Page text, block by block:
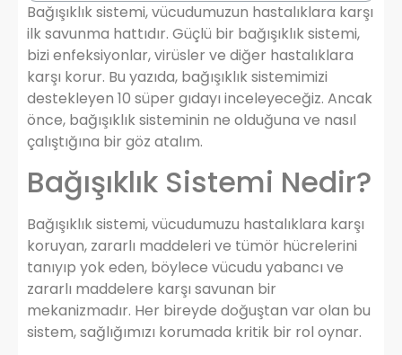
Bağışıklık sistemi, vücudumuzun hastalıklara karşı
ilk savunma hattıdır. Güçlü bir bağışıklık sistemi,
bizi enfeksiyonlar, virüsler ve diğer hastalıklara
karşı korur. Bu yazıda, bağışıklık sistemimizi
destekleyen 10 süper gıdayı inceleyeceğiz. Ancak
önce, bağışıklık sisteminin ne olduğuna ve nasıl
çalıştığına bir göz atalım.
Bağışıklık Sistemi Nedir?
Bağışıklık sistemi, vücudumuzu hastalıklara karşı
koruyan, zararlı maddeleri ve tümör hücrelerini
tanıyıp yok eden, böylece vücudu yabancı ve
zararlı maddelere karşı savunan bir
mekanizmadır. Her bireyde doğuştan var olan bu
sistem, sağlığımızı korumada kritik bir rol oynar.